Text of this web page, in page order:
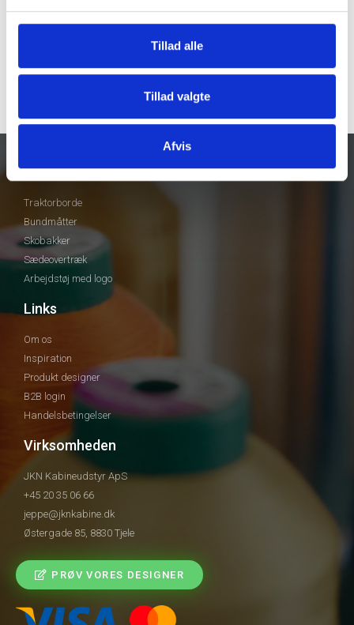
Tillad alle
Tillad valgte
Afvis
Vores produkter
Traktorborde
Bundmåtter
Skobakker
Sædeovertræk
Arbejdstøj med logo
Links
Om os
Inspiration
Produkt designer
B2B login
Handelsbetingelser
Virksomheden
JKN Kabineudstyr ApS
+45 20 35 06 66
jeppe@jknkabine.dk
Østergade 85, 8830 Tjele
PRØV VORES DESIGNER